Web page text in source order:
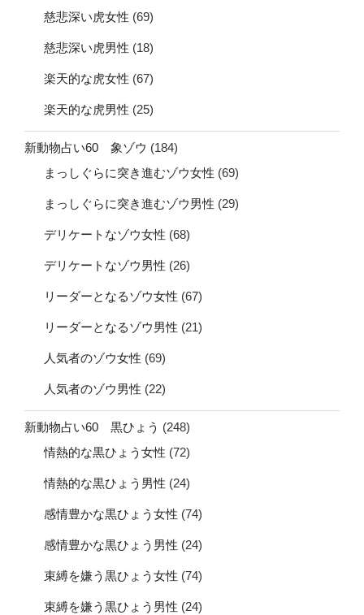
慈悲深い虎女性 (69)
慈悲深い虎男性 (18)
楽天的な虎女性 (67)
楽天的な虎男性 (25)
新動物占い60 象ゾウ (184)
まっしぐらに突き進むゾウ女性 (69)
まっしぐらに突き進むゾウ男性 (29)
デリケートなゾウ女性 (68)
デリケートなゾウ男性 (26)
リーダーとなるゾウ女性 (67)
リーダーとなるゾウ男性 (21)
人気者のゾウ女性 (69)
人気者のゾウ男性 (22)
新動物占い60 黒ひょう (248)
情熱的な黒ひょう女性 (72)
情熱的な黒ひょう男性 (24)
感情豊かな黒ひょう女性 (74)
感情豊かな黒ひょう男性 (24)
束縛を嫌う黒ひょう女性 (74)
束縛を嫌う黒ひょう男性 (24)